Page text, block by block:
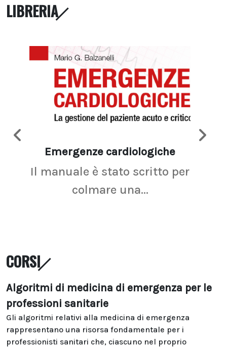
LIBRERIA
Emergenze cardiologiche
Il manuale è stato scritto per
colmare una...
CORSI
Algoritmi di medicina di emergenza per le
professioni sanitarie
Gli algoritmi relativi alla medicina di emergenza
rappresentano una risorsa fondamentale per i
professionisti sanitari che, ciascuno nel proprio